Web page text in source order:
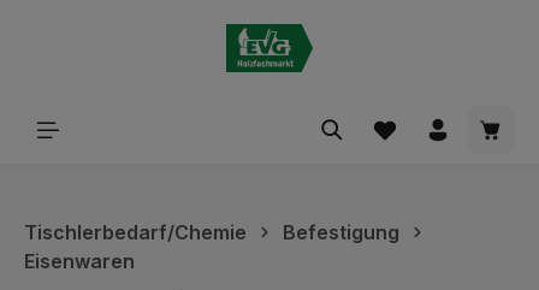
Tischlerbedarf/Chemie
Befestigung
Eisenwaren